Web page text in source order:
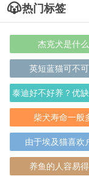
热门标签
杰克犬是什
英短蓝猫可不
泰迪好不好养？优
柴犬寿命一般
由于埃及猫喜欢
养鱼的人容易